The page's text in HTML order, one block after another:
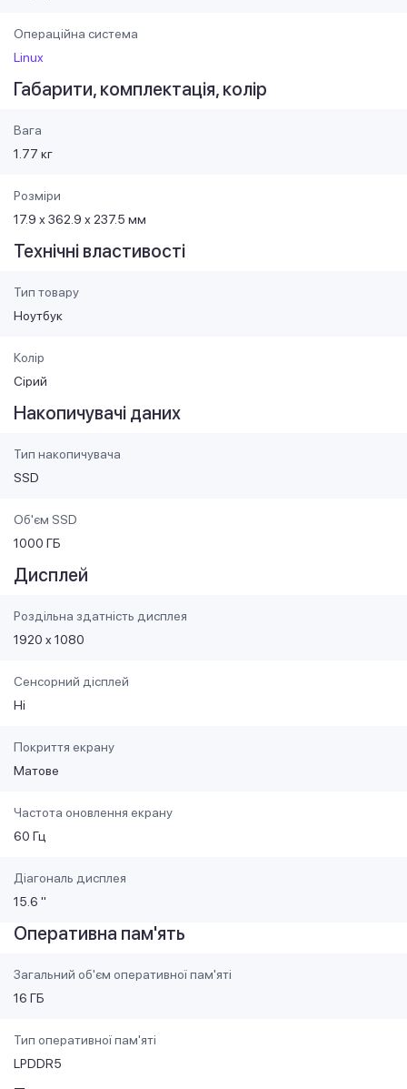
Операційна система
Linux
Габарити, комплектація, колір
Вага
1.77 кг
Розміри
17.9 х 362.9 х 237.5 мм
Технічні властивості
Тип товару
Ноутбук
Колір
Сірий
Накопичувачі даних
Тип накопичувача
SSD
Об'єм SSD
1000 ГБ
Дисплей
Роздільна здатність дисплея
1920 x 1080
Сенсорний дісплей
Ні
Покриття екрану
Матове
Частота оновлення екрану
60 Гц
Діагональ дисплея
15.6 "
Оперативна пам'ять
Загальний об'єм оперативної пам'яті
16 ГБ
Тип оперативної пам'яті
LPDDR5